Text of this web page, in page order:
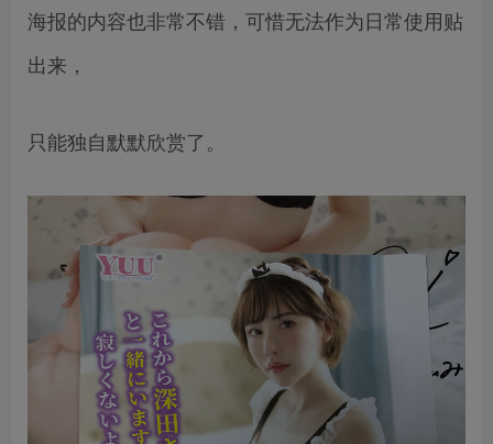
海报的内容也非常不错，可惜无法作为日常使用贴
出来，
只能独自默默欣赏了。